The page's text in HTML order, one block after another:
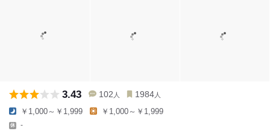
3.43 102 人 1984 人
￥1,000～￥1,999 ￥1,000～￥1,999
-